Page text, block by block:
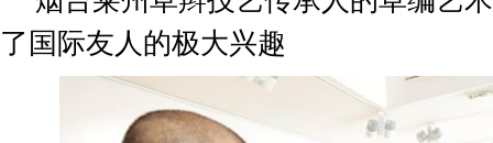
了国际友人的极大兴趣